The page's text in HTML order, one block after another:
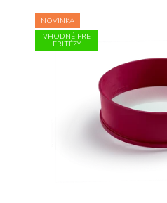
NOVINKA
VHODNÉ PRE
FRITÉZY